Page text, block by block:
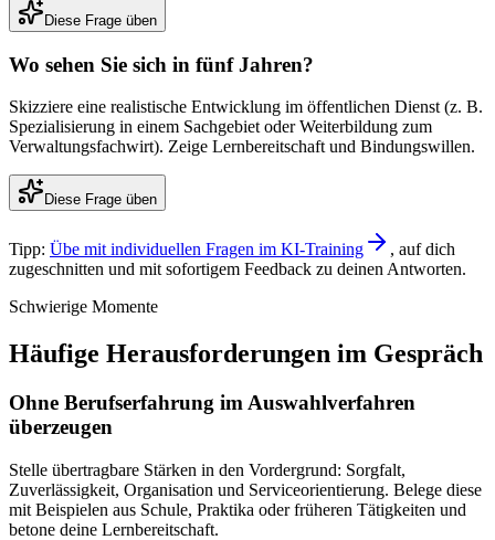
Diese Frage üben
Wo sehen Sie sich in fünf Jahren?
Skizziere eine realistische Entwicklung im öffentlichen Dienst (z. B.
Spezialisierung in einem Sachgebiet oder Weiterbildung zum
Verwaltungsfachwirt). Zeige Lernbereitschaft und Bindungswillen.
Diese Frage üben
Tipp: Übe mit individuellen Fragen im KI-Training
, auf dich
zugeschnitten und mit sofortigem Feedback zu deinen Antworten.
Schwierige Momente
Häufige Herausforderungen im Gespräch
Ohne Berufserfahrung im Auswahlverfahren
überzeugen
Stelle übertragbare Stärken in den Vordergrund: Sorgfalt,
Zuverlässigkeit, Organisation und Serviceorientierung. Belege diese
mit Beispielen aus Schule, Praktika oder früheren Tätigkeiten und
betone deine Lernbereitschaft.